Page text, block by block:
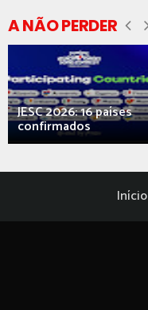
A NÃO PERDER
JESC 2026: 16 países
confirmados
Início